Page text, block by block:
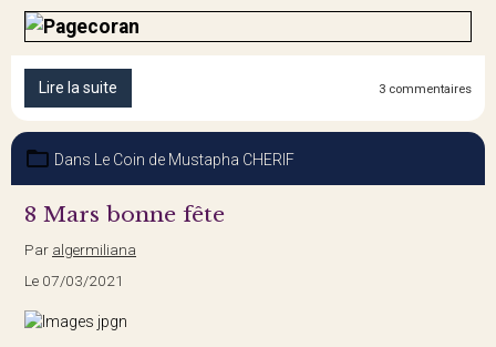
Lire la suite 3 commentaires
Dans Le Coin de Mustapha CHERIF
8 Mars bonne fête
Par algermiliana
Le 07/03/2021